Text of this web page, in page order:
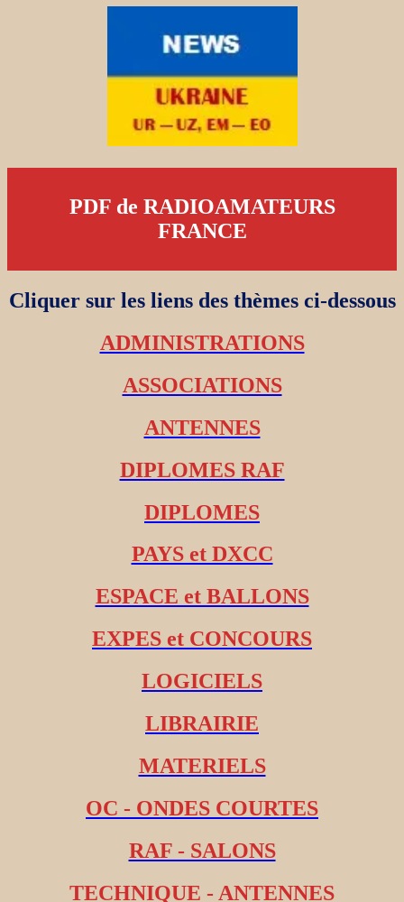
PDF de RADIOAMATEURS
FRANCE
Cliquer sur les liens des thèmes ci-dessous
ADMINISTRATIONS
ASSOCIATIONS
ANTENNES
DIPLOMES RAF
DIPLOMES
PAYS et DXCC
ESPACE et BALLONS
EXPES et CONCOURS
LOGICIELS
LIBRAIRIE
MATERIELS
OC - ONDES COURTES
RAF - SALONS
TECHNIQUE - ANTENNES